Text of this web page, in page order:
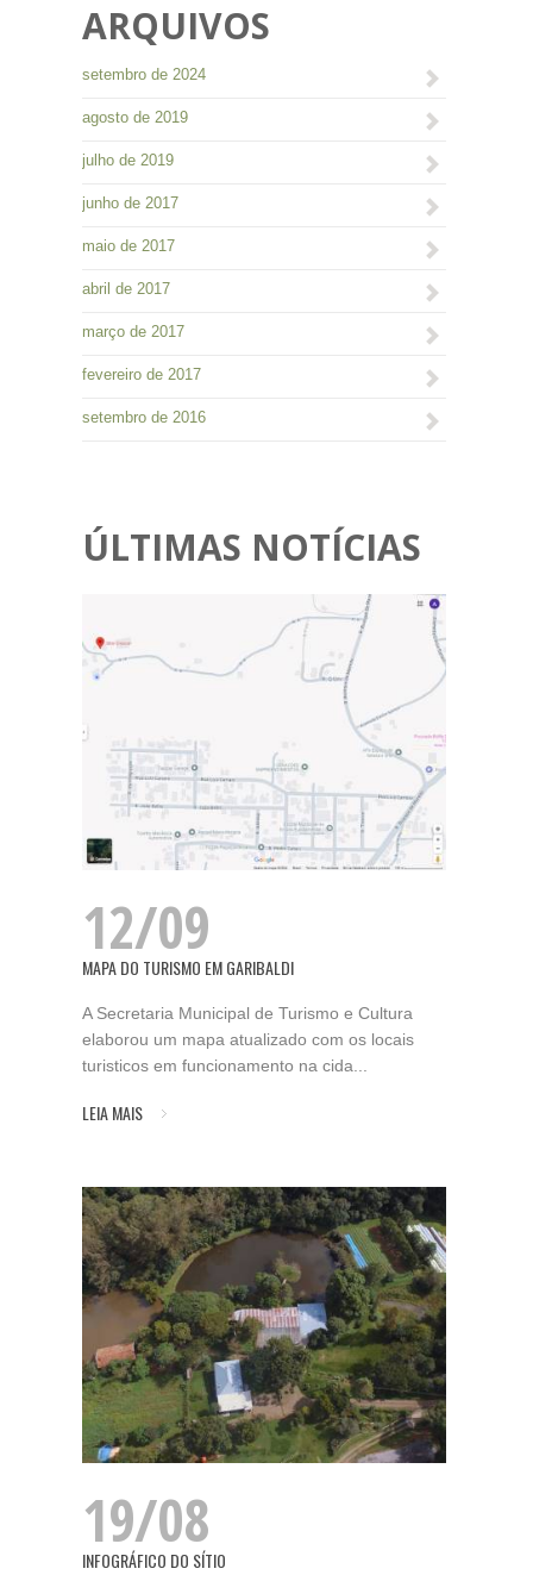
ARQUIVOS
setembro de 2024
agosto de 2019
julho de 2019
junho de 2017
maio de 2017
abril de 2017
março de 2017
fevereiro de 2017
setembro de 2016
ÚLTIMAS NOTÍCIAS
12/09
MAPA DO TURISMO EM GARIBALDI
A Secretaria Municipal de Turismo e Cultura
elaborou um mapa atualizado com os locais
turisticos em funcionamento na cida...
LEIA MAIS
19/08
INFOGRÁFICO DO SÍTIO